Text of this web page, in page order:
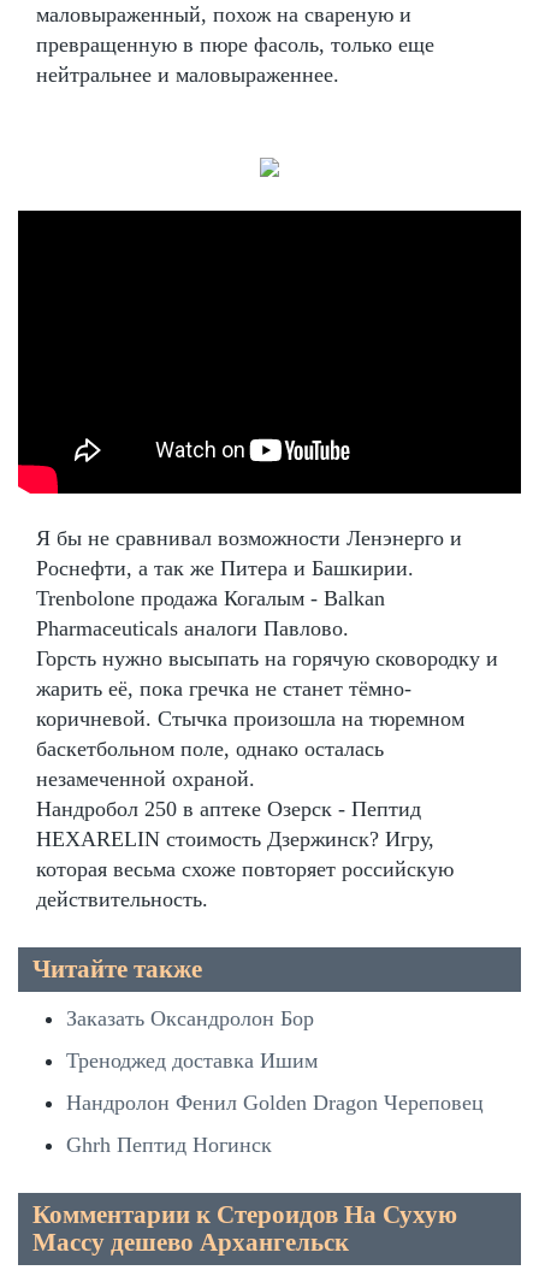
маловыраженный, похож на свареную и
превращенную в пюре фасоль, только еще
нейтральнее и маловыраженнее.
Я бы не сравнивал возможности Ленэнерго и
Роснефти, а так же Питера и Башкирии.
Trenbolone продажа Когалым - Balkan
Pharmaceuticals аналоги Павлово.
Горсть нужно высыпать на горячую сковородку и
жарить её, пока гречка не станет тёмно-
коричневой. Стычка произошла на тюремном
баскетбольном поле, однако осталась
незамеченной охраной.
Нандробол 250 в аптеке Озерск - Пептид
HEXARELIN стоимость Дзержинск? Игру,
которая весьма схоже повторяет российскую
действительность.
Читайте также
Заказать Оксандролон Бор
Треноджед доставка Ишим
Нандролон Фенил Golden Dragon Череповец
Ghrh Пептид Ногинск
Комментарии к Стероидов На Сухую
Массу дешево Архангельск